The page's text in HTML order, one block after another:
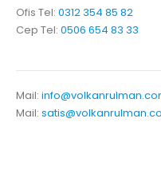
Ofis Tel: 0312 354 85 82
Cep Tel: 0506 654 83 33
Mail:
Mail: